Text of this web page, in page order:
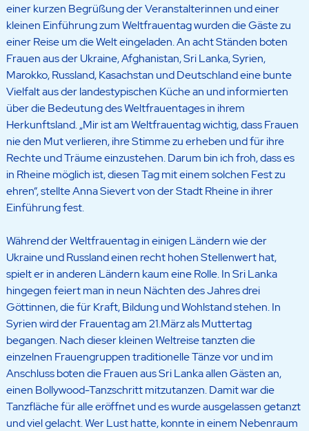
einer kurzen Begrüßung der Veranstalterinnen und einer
kleinen Einführung zum Weltfrauentag wurden die Gäste zu
einer Reise um die Welt eingeladen. An acht Ständen boten
Frauen aus der Ukraine, Afghanistan, Sri Lanka, Syrien,
Marokko, Russland, Kasachstan und Deutschland eine bunte
Vielfalt aus der landestypischen Küche an und informierten
über die Bedeutung des Weltfrauentages in ihrem
Herkunftsland. „Mir ist am Weltfrauentag wichtig, dass Frauen
nie den Mut verlieren, ihre Stimme zu erheben und für ihre
Rechte und Träume einzustehen. Darum bin ich froh, dass es
in Rheine möglich ist, diesen Tag mit einem solchen Fest zu
ehren“, stellte Anna Sievert von der Stadt Rheine in ihrer
Einführung fest.
Während der Weltfrauentag in einigen Ländern wie der
Ukraine und Russland einen recht hohen Stellenwert hat,
spielt er in anderen Ländern kaum eine Rolle. In Sri Lanka
hingegen feiert man in neun Nächten des Jahres drei
Göttinnen, die für Kraft, Bildung und Wohlstand stehen. In
Syrien wird der Frauentag am 21.März als Muttertag
begangen. Nach dieser kleinen Weltreise tanzten die
einzelnen Frauengruppen traditionelle Tänze vor und im
Anschluss boten die Frauen aus Sri Lanka allen Gästen an,
einen Bollywood-Tanzschritt mitzutanzen. Damit war die
Tanzfläche für alle eröffnet und es wurde ausgelassen getanzt
und viel gelacht. Wer Lust hatte, konnte in einem Nebenraum